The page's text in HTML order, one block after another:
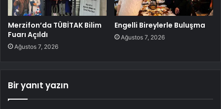
Merzifon’da TÜBİTAK Bilim
Fuarı Açıldı
Ağustos 7, 2026
Engelli Bireylerle Buluşma
Ağustos 7, 2026
Bir yanıt yazın